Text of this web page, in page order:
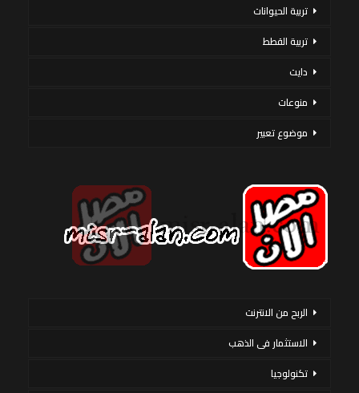
تربية الحيوانات
تربية القطط
دايت
منوعات
موضوع تعبير
الربح من الانترنت
الاستثمار فى الذهب
تكنولوجيا